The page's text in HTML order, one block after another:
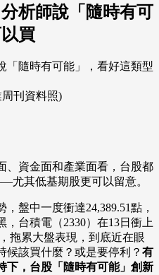
析師說「隨時有可
買
周刊資料照)
、資金面和產業面看，台股都
尤其低基期股更可以留意。
盤中一度衝達24,389.51點，
台積電（2330）在13日衝上
拖累大盤表現，到底近在眼
候該買什麼？或是要停利？ 有
下，台股「隨時有可能」創新